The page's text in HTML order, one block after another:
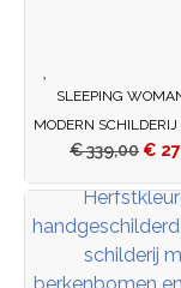
SLEEPING
MODERN
€339,00 €